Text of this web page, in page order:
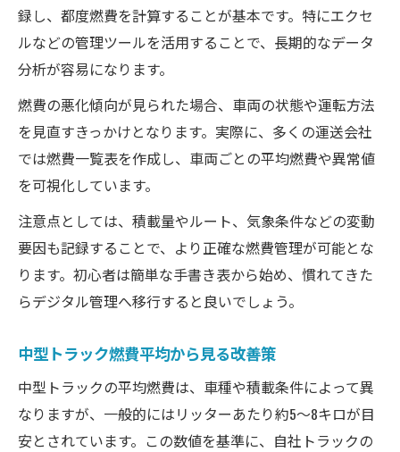
録し、都度燃費を計算することが基本です。特にエクセ
ルなどの管理ツールを活用することで、長期的なデータ
分析が容易になります。
燃費の悪化傾向が見られた場合、車両の状態や運転方法
を見直すきっかけとなります。実際に、多くの運送会社
では燃費一覧表を作成し、車両ごとの平均燃費や異常値
を可視化しています。
注意点としては、積載量やルート、気象条件などの変動
要因も記録することで、より正確な燃費管理が可能とな
ります。初心者は簡単な手書き表から始め、慣れてきた
らデジタル管理へ移行すると良いでしょう。
中型トラック燃費平均から見る改善策
中型トラックの平均燃費は、車種や積載条件によって異
なりますが、一般的にはリッターあたり約5～8キロが目
安とされています。この数値を基準に、自社トラックの